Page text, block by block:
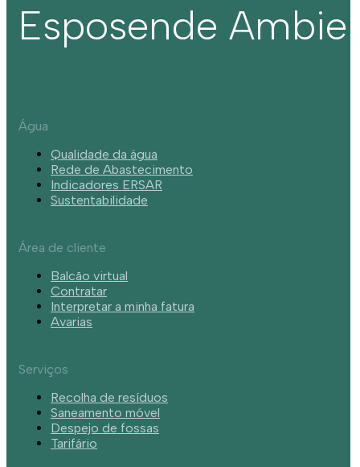
Esposende
Água
Qualidade da água
Rede de Abastecimento
Indicadores ERSAR
Sustentabilidade
Área de cliente
Balcão virtual
Contratar
Interpretar a minha fatura
Avarias
Serviços
Recolha de resíduos
Saneamento móvel
Despejo de fossas
Tarifário